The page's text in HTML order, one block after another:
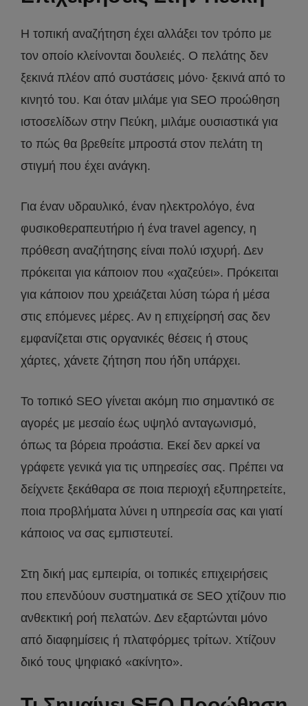
Η τοπική αναζήτηση έχει αλλάξει τον τρόπο με
τον οποίο κλείνονται δουλειές. Ο πελάτης δεν
ξεκινά πλέον από συστάσεις μόνο· ξεκινά από το
κινητό του. Και όταν μιλάμε για SEO προώθηση
ιστοσελίδων στην Πεύκη, μιλάμε ουσιαστικά για
το πώς θα βρεθείτε μπροστά στον πελάτη τη
στιγμή που έχει ανάγκη.
Για έναν υδραυλικό, έναν ηλεκτρολόγο, ένα
φυσικοθεραπευτήριο ή ένα travel agency, η
πρόθεση αναζήτησης είναι πολύ ισχυρή. Δεν
πρόκειται για κάποιον που «χαζεύει». Πρόκειται
για κάποιον που χρειάζεται λύση τώρα ή μέσα
στις επόμενες μέρες. Αν η επιχείρησή σας δεν
εμφανίζεται στις οργανικές θέσεις ή στους
χάρτες, χάνετε ζήτηση που ήδη υπάρχει.
Το τοπικό SEO γίνεται ακόμη πιο σημαντικό σε
αγορές με μεσαίο έως υψηλό ανταγωνισμό,
όπως τα βόρεια προάστια. Εκεί δεν αρκεί να
γράφετε γενικά για τις υπηρεσίες σας. Πρέπει να
δείχνετε ξεκάθαρα σε ποια περιοχή εξυπηρετείτε,
ποια προβλήματα λύνει η υπηρεσία σας και γιατί
κάποιος να σας εμπιστευτεί.
Στη δική μας εμπειρία, οι τοπικές επιχειρήσεις
που επενδύουν συστηματικά σε SEO χτίζουν πιο
ανθεκτική ροή πελατών. Δεν εξαρτώνται μόνο
από διαφημίσεις ή πλατφόρμες τρίτων. Χτίζουν
δικό τους ψηφιακό «ακίνητο».